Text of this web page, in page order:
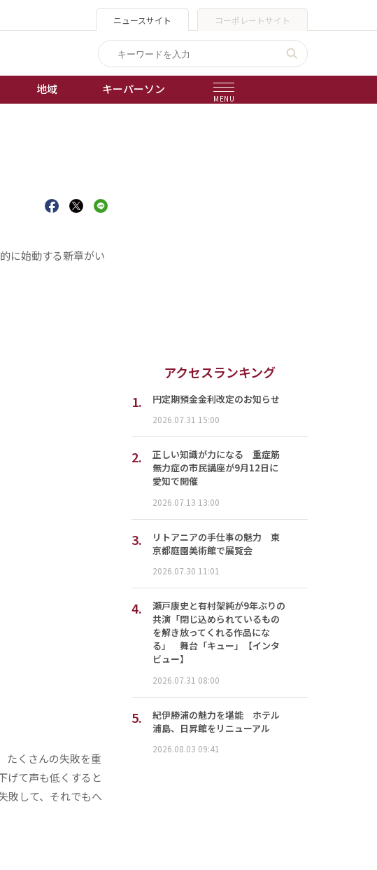
ニュースサイト コーポレートサイト
地域 キーパーソン
MENU
に始動する新章がい
たくさんの失敗を重
げて声も低くすると
敗して、それでもへ
アクセスランキング
1.
円定期預金金利改定のお知らせ
2026.07.31 15:00
2.
正しい知識が力になる 重症筋
無力症の市民講座が9月12日に
愛知で開催
2026.07.13 13:00
3.
リトアニアの手仕事の魅力 東
京都庭園美術館で展覧会
2026.07.30 11:01
4.
瀬戸康史と有村架純が9年ぶりの
共演「閉じ込められているもの
を解き放ってくれる作品にな
る」 舞台「キュー」【インタ
ビュー】
2026.07.31 08:00
5.
紀伊勝浦の魅力を堪能 ホテル
浦島、日昇館をリニューアル
2026.08.03 09:41